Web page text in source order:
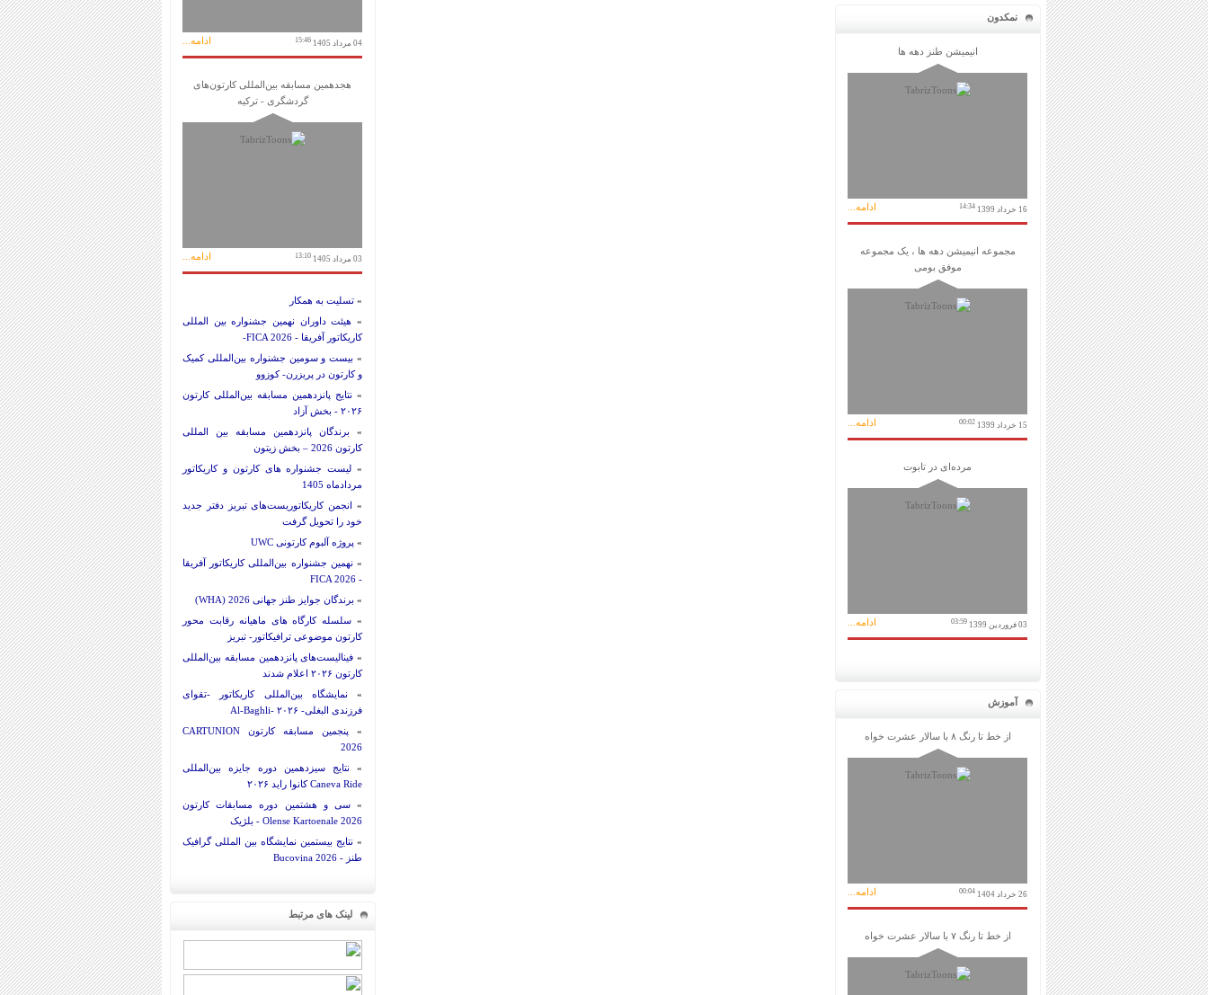
نمکدون
انیمیشن طنز دهه ها
16 خرداد 1399 14:34 ادامه...
مجموعه انیمیشن دهه ها ، یک مجموعه
موفق بومی
15 خرداد 1399 00:02 ادامه...
مرده‌ای در تابوت
03 فروردین 1399 03:59 ادامه...
آموزش
از خط تا رنگ ۸ با سالار عشرت خواه
26 خرداد 1404 00:04 ادامه...
از خط تا رنگ ۷ با سالار عشرت خواه
04 مرداد 1405 15:46 ادامه...
هجدهمین مسابقه بین‌المللی کارتون‌های
گردشگری - ترکیه
03 مرداد 1405 13:10 ادامه...
» تسلیت به همکار
» هیئت داوران نهمین جشنواره بین المللی
کاریکاتور آفریقا - FICA 2026-
» بیست و سومین جشنواره بین‌المللی کمیک
و کارتون در پریزرن- کوزوو
» نتایج پانزدهمین مسابقه بین‌المللی کارتون
۲۰۲۶ - بخش آزاد
» برندگان پانزدهمین مسابقه بین المللی
کارتون 2026 – بخش زیتون
» لیست جشنواره های کارتون و کاریکاتور
مردادماه 1405
» انجمن کاریکاتوریست‌های تبریز دفتر جدید
خود را تحویل گرفت
» پروژه آلبوم کارتونی UWC
» نهمین جشنواره بین‌المللی کاریکاتور آفریقا
- FICA 2026
» برندگان جوایز طنز جهانی 2026 (WHA)
» سلسله کارگاه های ماهیانه رقابت محور
کارتون موضوعی ترافیکاتور- تبریز
» فینالیست‌های پانزدهمین مسابقه بین‌المللی
کارتون ۲۰۲۶ اعلام شدند
» نمایشگاه بین‌المللی کاریکاتور -تقوای
فرزندی البغلی- Al-Baghli- ۲۰۲۶
»
پنجمین مسابقه کارتون CARTUNION
2026
» نتایج سیزدهمین دوره جایزه بین‌المللی
Caneva Ride کانوا راید ۲۰۲۶
»سی و هشتمین دوره مسابقات کارتون
Olense Kartoenale 2026 - بلژیک
» نتایج بیستمین نمایشگاه بین المللی گرافیک
طنز - Bucovina 2026
لینک های مرتبط